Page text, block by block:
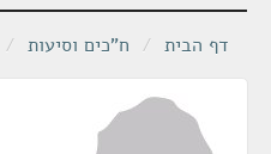
דף הבית / ח"כים וסיעות /